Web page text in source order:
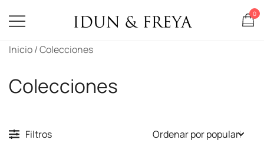
Saltar
contenido
0
Inicio/ Colecciones
Colecciones
Filtros